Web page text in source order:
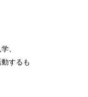
、
するも